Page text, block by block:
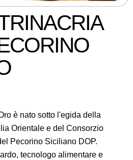
è nato sotto l'egida della
Orientale e del Consorzio
Pecorino Siciliano DOP.
tecnologo alimentare e